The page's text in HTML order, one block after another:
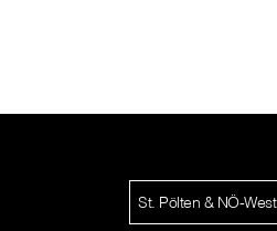
St. Pölten & NÖ-West